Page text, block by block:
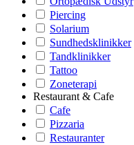
Piercing
Solarium
Sundhedsklinikker
Tandklinikker
Tattoo
Zoneterapi
Restaurant & Cafe
Cafe
Pizzaria
Restauranter